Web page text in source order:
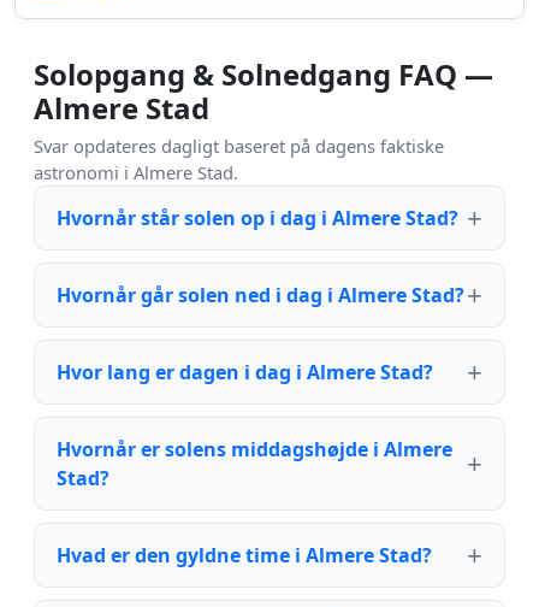
Solopgang & Solnedgang FAQ —
Almere Stad
Svar opdateres dagligt baseret på dagens faktiske
astronomi i Almere Stad.
Hvornår står solen op i dag i Almere Stad?
Hvornår går solen ned i dag i Almere Stad?
Hvor lang er dagen i dag i Almere Stad?
Hvornår er solens middagshøjde i Almere
Stad?
Hvad er den gyldne time i Almere Stad?